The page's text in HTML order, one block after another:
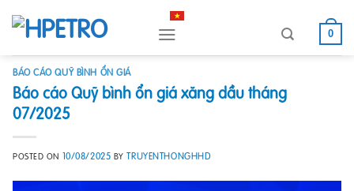
content
0
BÁO CÁO QUỸ BÌNH ỔN GIÁ
Báo cáo Quỹ bình ổn giá xăng dầu tháng
07/2025
POSTED ON 10/08/2025 BYTRUYENTHONGHHD